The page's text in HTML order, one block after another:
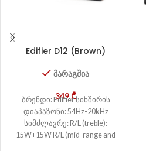
Edifier D12 (Brown)
მარაგშია
349₾
ბრენდი: Edifier სიხშირის
დიაპაზონი: 54Hz-20kHz
სიმძლავრე: R/L (treble):
15W+15W R/L (mid-range and